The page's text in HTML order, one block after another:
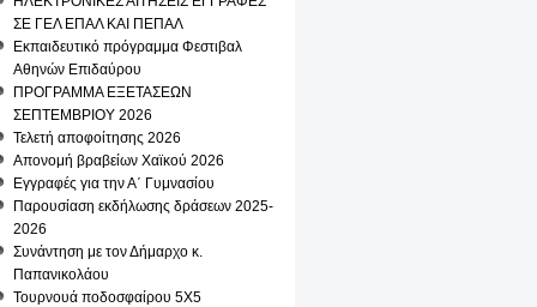
ΣΕ ΓΕΛ ΕΠΑΛ ΚΑΙ ΠΕΠΑΛ
Εκπαιδευτικό πρόγραμμα Φεστιβαλ
Αθηνών Επιδαύρου
ΠΡΟΓΡΑΜΜΑ ΕΞΕΤΑΣΕΩΝ
ΣΕΠΤΕΜΒΡΙΟΥ 2026
Τελετή αποφοίτησης 2026
Απονομή βραβείων Χαϊκού 2026
Eγγραφές για την Α΄ Γυμνασίου
Παρουσίαση εκδήλωσης δράσεων 2025-
2026
Συνάντηση με τον Δήμαρχο κ.
Παπανικολάου
Τουρνουά ποδοσφαίρου 5Χ5